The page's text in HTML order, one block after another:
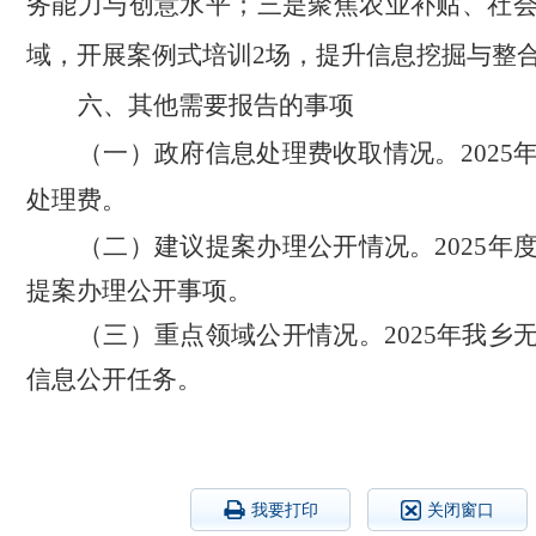
域，开展案例式培训2场，提升信息挖掘与整
六、其他需要报告的事项
（一）政府信息处理费收取情况。 2025
处理费。
（二） 建议提案办理公开情况。 2025年
提案办理公开事项。
（三） 重点领域公开情况。 2025年我乡
信息公开任务。
我要打印 关闭窗口